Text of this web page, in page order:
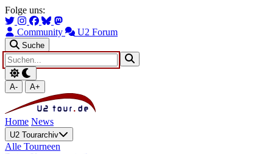
Zum Hauptinhalt springen
Zur Navigation springen
Folge uns:
Community U2 Forum
Suche
A- A+
Home News
U2 Tourarchiv
Alle Tourneen